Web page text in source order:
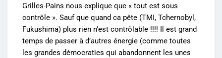
Grilles-Pains nous explique que « tout est sous
contrôle ». Sauf que quand ca pête (TMI, Tchernobyl,
Fukushima) plus rien n’est contrôlable !!!! Il est grand
temps de passer à d’autres énergie (comme toutes
les grandes démocraties qui abandonnent les unes